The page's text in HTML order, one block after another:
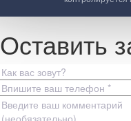
Оставить